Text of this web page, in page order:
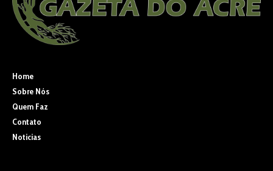
Home
Sobre Nós
Quem Faz
Contato
Noticias